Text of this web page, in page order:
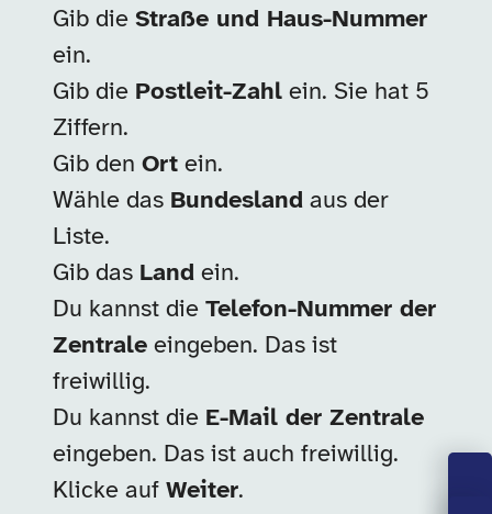
Gib die Straße und Haus-Nummer
ein.
Gib die Postleit-Zahl ein. Sie hat 5
Ziffern.
Gib den Ort ein.
Wähle das Bundesland aus der
Liste.
Gib das Land ein.
Du kannst die Telefon-Nummer der
Zentrale eingeben. Das ist
freiwillig.
Du kannst die E-Mail der Zentrale
eingeben. Das ist auch freiwillig.
Klicke auf Weiter.